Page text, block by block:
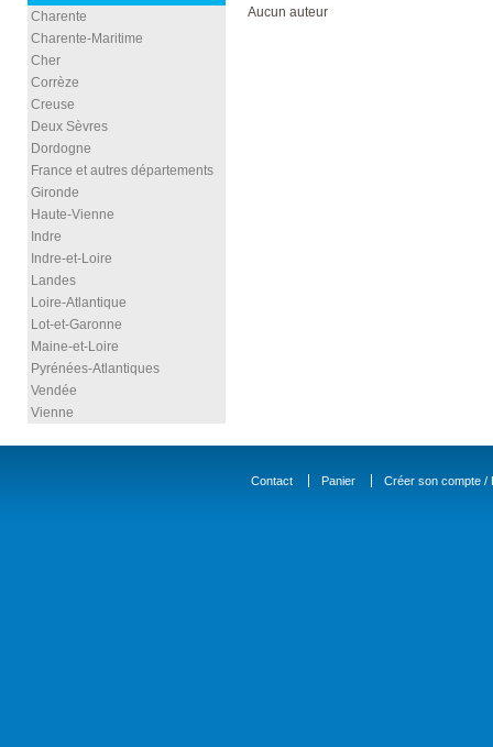
Charente
Charente-Maritime
Cher
Corrèze
Creuse
Deux Sèvres
Dordogne
France et autres départements
Gironde
Haute-Vienne
Indre
Indre-et-Loire
Landes
Loire-Atlantique
Lot-et-Garonne
Maine-et-Loire
Pyrénées-Atlantiques
Vendée
Vienne
Aucun auteur
Contact Panier Créer son compte /